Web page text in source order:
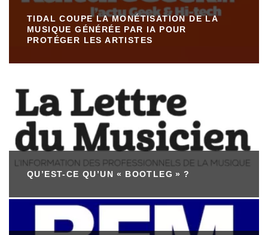
TIDAL COUPE LA MONÉTISATION DE LA
MUSIQUE GÉNÉRÉE PAR IA POUR
PROTÉGER LES ARTISTES
QU’EST-CE QU’UN « BOOTLEG » ?